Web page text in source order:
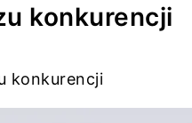
konkurencji
konkurencji